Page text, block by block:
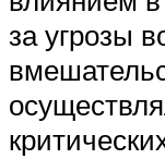
за угрозы